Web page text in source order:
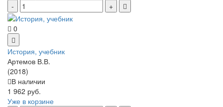
0
История, учебник
Артемов В.В.
(2018)
В наличии
1 962 руб.
Уже в корзине